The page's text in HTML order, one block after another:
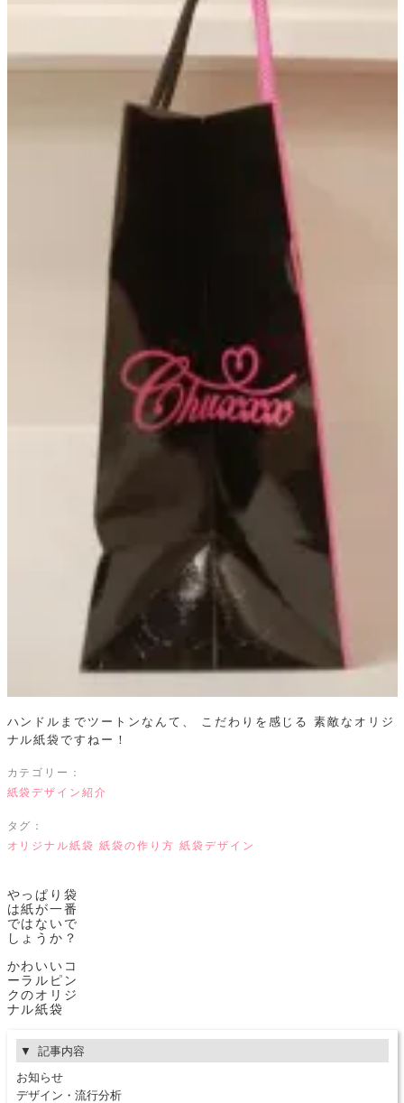
ハンドルまでツートンなんて、 こだわりを感じる
素敵なオリジ
ナル紙袋ですねー！
カテゴリー：
紙袋デザイン紹介
タグ：
オリジナル紙袋 紙袋の作り方 紙袋デザイン
やっぱり袋
は紙が一番
ではないで
しょうか？
かわいいコ
ーラルピン
クのオリジ
ナル紙袋
記事内容
お知らせ
デザイン・流行分析